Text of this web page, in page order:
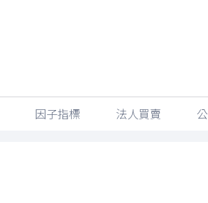
因子指標 法人買賣